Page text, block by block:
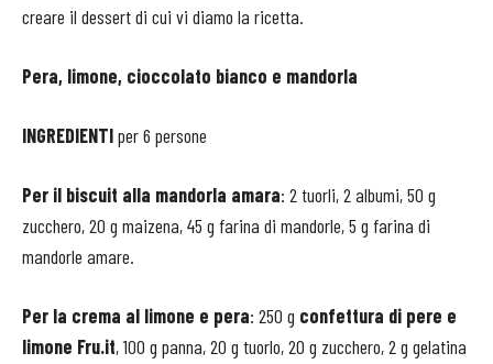
creare il dessert di cui vi diamo la ricetta.
Pera, limone, cioccolato bianco e mandorla
INGREDIENTIper 6 persone
Per il biscuit alla mandorla amara: 2 tuorli, 2 albumi, 50 g
zucchero, 20 g maizena, 45 g farina di mandorle, 5 g farina di
mandorle amare.
Per la crema al limone e pera: 250 g confettura di pere e
limone Fru.it, 100 g panna, 20 g tuorlo, 20 g zucchero, 2 g gelatina